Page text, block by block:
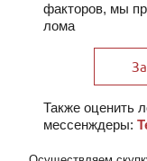
факторов, мы
лома
Также оценить
мессенждеры: